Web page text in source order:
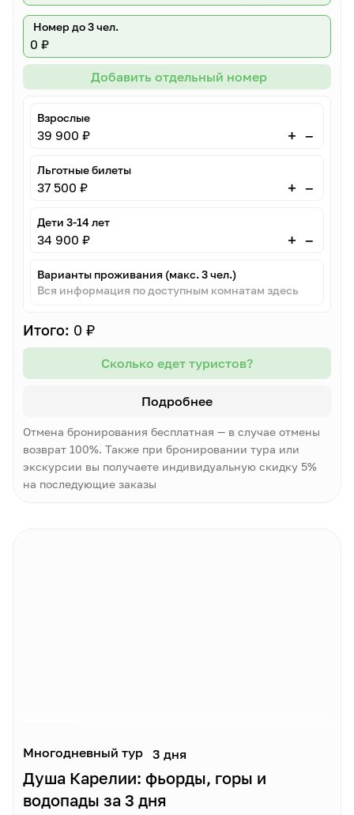
Номер до 3 чел.
0 ₽
Добавить отдельный номер
Взрослые
39 900 ₽ + –
Льготные билеты
37 500 ₽ + –
Дети 3-14 лет
34 900 ₽ + –
Варианты проживания (макс. 3 чел.)
Вся информация по доступным комнатам здесь
Итого: 0 ₽
Сколько едет туристов?
Подробнее
Отмена бронирования бесплатная — в случае отмены
возврат 100%. Также при бронировании тура или
экскурсии вы получаете индивидуальную скидку 5%
на последующие заказы
Многодневный тур 3 дня
Душа Карелии: фьорды, горы и
водопады за 3 дня